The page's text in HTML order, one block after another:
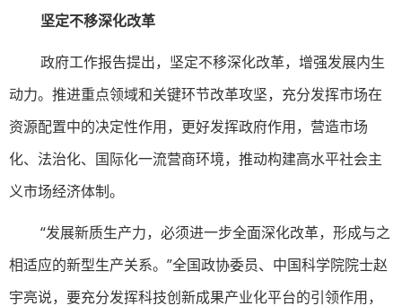
坚定不移深化改革
政府工作报告提出，坚定不移深化改革，增强发展内生
动力。推进重点领域和关键环节改革攻坚，充分发挥市场在
资源配置中的决定性作用，更好发挥政府作用，营造市场
化、法治化、国际化一流营商环境，推动构建高水平社会主
义市场经济体制。
“发展新质生产力，必须进一步全面深化改革，形成与之
相适应的新型生产关系。”全国政协委员、中国科学院院士赵
宇亮说，要充分发挥科技创新成果产业化平台的引领作用，